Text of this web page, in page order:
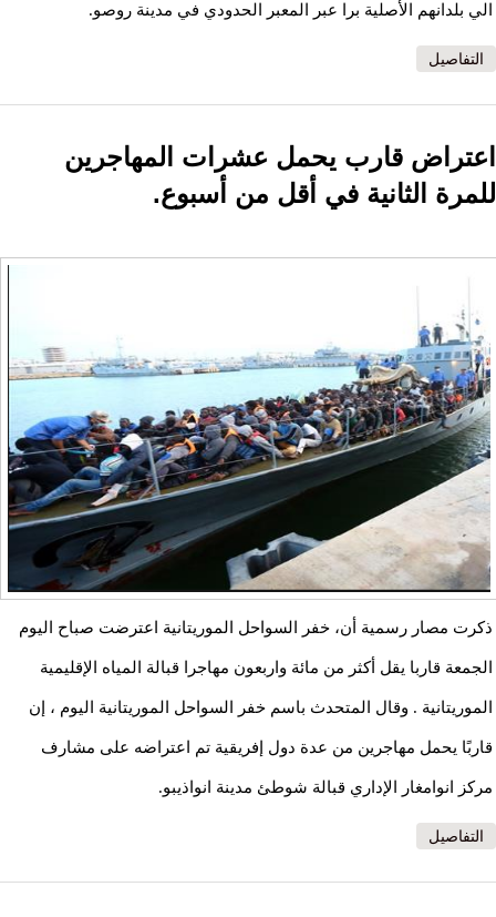
الي بلدانهم الأصلية برا عبر المعبر الحدودي في مدينة روصو.
التفاصيل
اعتراض قارب يحمل عشرات المهاجرين
للمرة الثانية في أقل من أسبوع.
ذكرت مصار رسمية أن، خفر السواحل الموريتانية اعترضت صباح اليوم
الجمعة قاربا يقل أكثر من مائة واربعون مهاجرا قبالة المياه الإقليمية
الموريتانية . وقال المتحدث باسم خفر السواحل الموريتانية اليوم ، إن
قاربًا يحمل مهاجرين من عدة دول إفريقية تم اعتراضه على مشارف
مركز انوامغار الإداري قبالة شوطئ مدينة انواذيبو.
التفاصيل